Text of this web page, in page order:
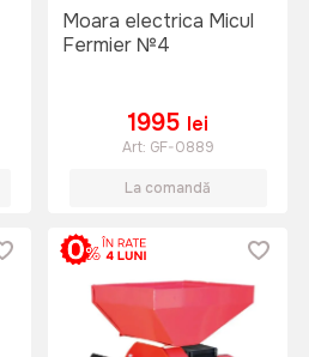
Moara electrica Micul
Fermier №4
1995 lei
Art: GF-0889
La comandă